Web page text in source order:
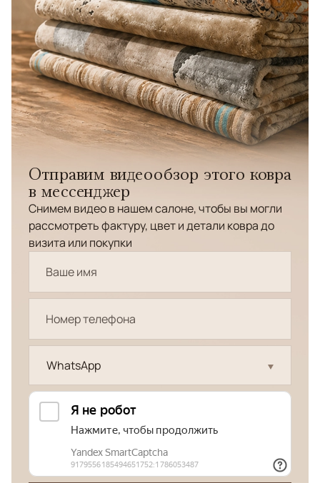
Отправим видеообзор этого ковра
в мессенджер
Снимем видео в нашем салоне, чтобы вы могли
рассмотреть фактуру, цвет и детали ковра до
визита или покупки
WhatsApp